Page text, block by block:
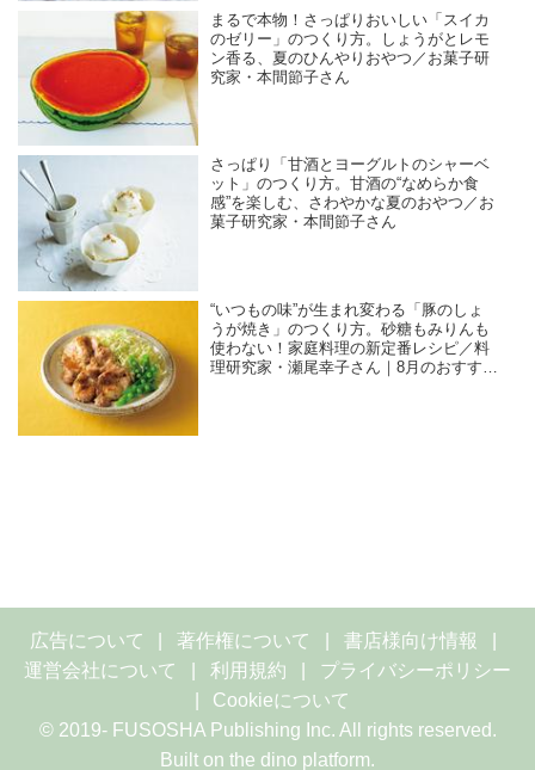
まるで本物！さっぱりおいしい「スイカ
のゼリー」のつくり方。しょうがとレモ
ン香る、夏のひんやりおやつ／お菓子研
究家・本間節子さん
さっぱり「甘酒とヨーグルトのシャーベ
ット」のつくり方。甘酒の“なめらか食
感”を楽しむ、さわやかな夏のおやつ／お
菓子研究家・本間節子さん
“いつもの味”が生まれ変わる「豚のしょ
うが焼き」のつくり方。砂糖もみりんも
使わない！家庭料理の新定番レシピ／料
理研究家・瀬尾幸子さん｜8月のおすすめ
広告について 著作権について
書店様向け情報
運営会社について
利用規約
プライバシーポリシー
Cookieについて
© 2019- FUSOSHA Publishing Inc. All rights reserved.
Built on the dino platform.